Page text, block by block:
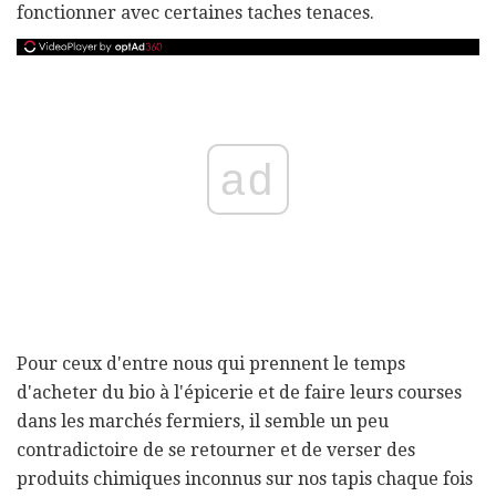
fonctionner avec certaines taches tenaces.
ad
Pour ceux d'entre nous qui prennent le temps
d'acheter du bio à l'épicerie et de faire leurs courses
dans les marchés fermiers, il semble un peu
contradictoire de se retourner et de verser des
produits chimiques inconnus sur nos tapis chaque fois